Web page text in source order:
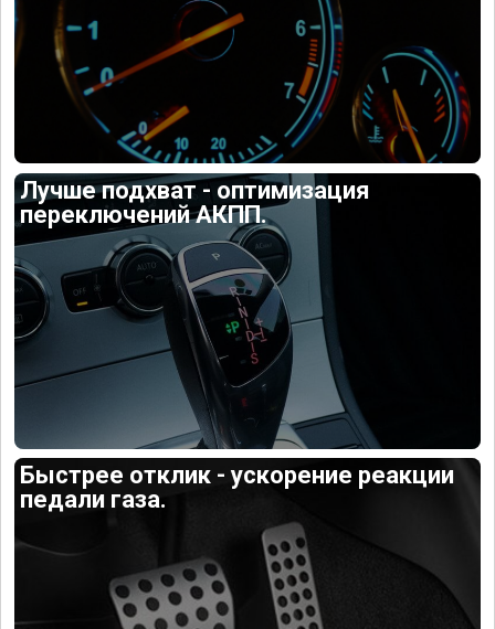
Лучше подхват - оптимизация
переключений АКПП.
Быстрее отклик - ускорение реакции
педали газа.